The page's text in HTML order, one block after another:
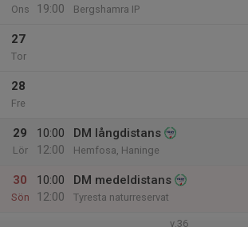
Ons
19:00
Bergshamra IP
27
Tor
28
Fre
29
Lör
10:00
12:00
DM långdistans
Hemfosa, Haninge
30
Sön
10:00
12:00
DM medeldistans
Tyresta naturreservat
v.36